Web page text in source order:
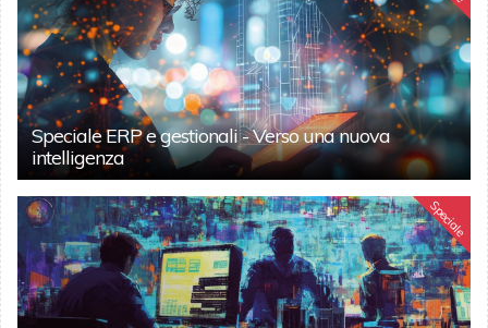
Speciale ERP e gestionali - Verso una nuova
intelligenza
Speciale